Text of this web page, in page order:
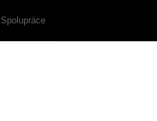
Spolupráce